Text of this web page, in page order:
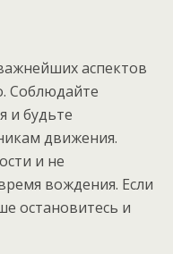
аспектов
Соблюдайте
и будьте
движения.
и не
вождения. Если
остановитесь и